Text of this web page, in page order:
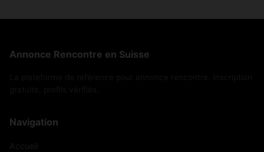
Annonce Rencontre en Suisse
Navigation